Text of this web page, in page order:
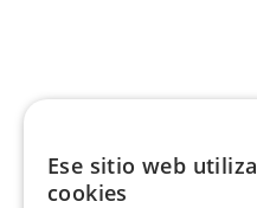
Ese sitio web utiliza
cookies